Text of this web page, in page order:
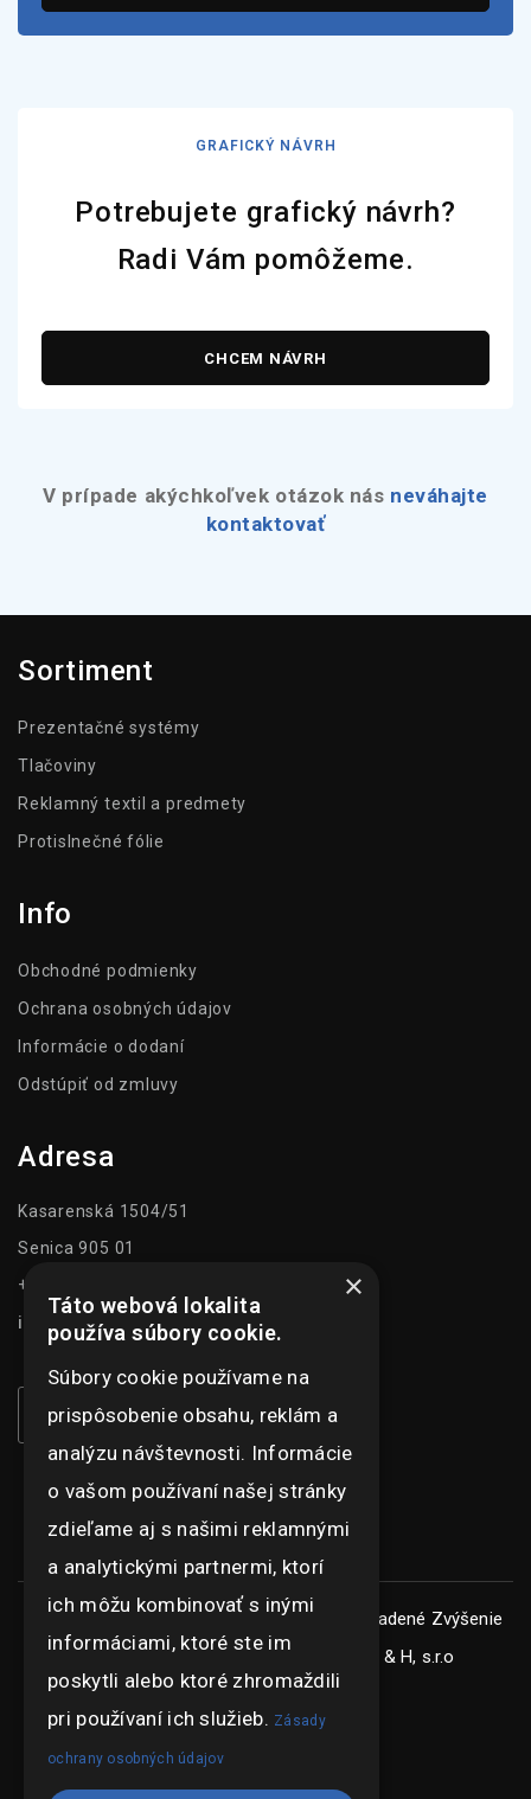
GRAFICKÝ NÁVRH
Potrebujete grafický návrh?
Radi Vám pomôžeme.
CHCEM NÁVRH
V prípade akýchkoľvek otázok nás neváhajte
kontaktovať
Sortiment
Prezentačné systémy
Tlačoviny
Reklamný textil a predmety
Protislnečné fólie
Info
Obchodné podmienky
Ochrana osobných údajov
Informácie o dodaní
Odstúpiť od zmluvy
Adresa
Kasarenská 1504/51
Senica 905 01
+421 948 073 915
info@ghexpo.sk
Copyright © ghexpo 2026, všetky práva vyhradené Zvýšenie
konkurencieschopnosti spoločnosti G & H, s.r.o
×
Táto webová lokalita
používa súbory cookie.
Súbory cookie používame na
prispôsobenie obsahu, reklám a
analýzu návštevnosti. Informácie
o vašom používaní našej stránky
zdieľame aj s našimi reklamnými
a analytickými partnermi, ktorí
ich môžu kombinovať s inými
informáciami, ktoré ste im
poskytli alebo ktoré zhromaždili
pri používaní ich služieb. Zásady
ochrany osobných údajov